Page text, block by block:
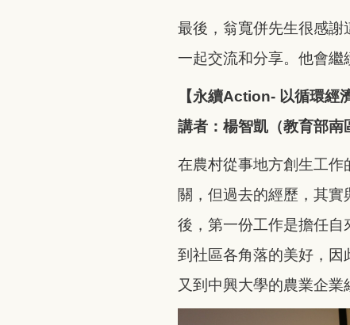
最後，翁寬併先生很感
一起交流和分享。他會繼
【永續Action- 以循環經
講者：楊智凱（教育部南
在農村從事地方創生工
關，但過去的經歷，其
後，第一份工作是擔任
到社區各角落的美好，
又到中興大學的農業企業